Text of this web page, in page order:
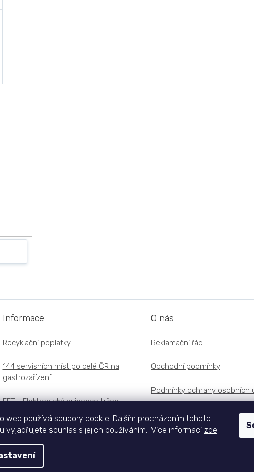
web používá soubory cookie. Dalším procházením tohoto
vyjadřujete souhlas s jejich používáním.. Více informacízde.
Informace
Recyklační poplatky
144 servisních míst po celé ČR na
gastrozařízení
EET - Elektronická evidence tržeb
O nás
Reklamační řád
Obchodní podmínky
Podmínky ochrany osobních